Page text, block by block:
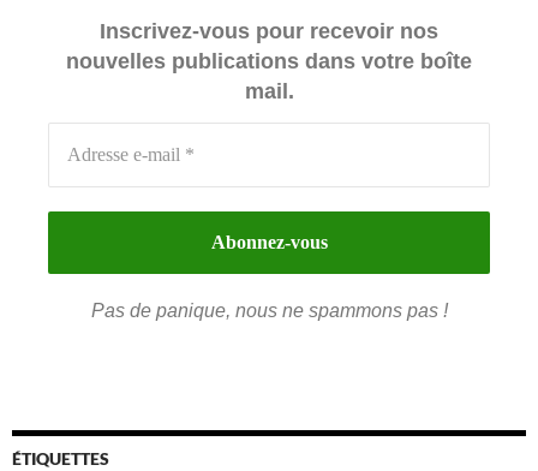
Inscrivez-vous pour recevoir nos
nouvelles publications dans votre boîte
mail.
Pas de panique, nous ne spammons pas !
ÉTIQUETTES